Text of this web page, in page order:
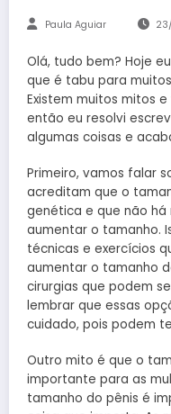
Paula Aguiar
Olá, tudo bem? Hoje
que é tabu para
Existem muitos mitos
então eu resolvi
algumas coisas e
Primeiro, vamos falar
acreditam que o
genética e que não
aumentar o tamanho.
técnicas e exercícios
aumentar o tamanho
cirurgias que podem
lembrar que essas
cuidado, pois podem
Outro mito é que o
importante para as
tamanho do pênis é